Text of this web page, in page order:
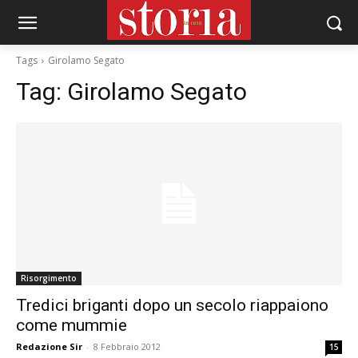
Tags Girolamo Segato
Tag: Girolamo Segato
Risorgimento
Tredici briganti dopo un secolo riappaiono
come mummie
Redazione Sir - 8 Febbraio 2012 15